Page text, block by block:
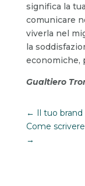
significa la
comunicare
viverla nel
la
economiche,
Gualtiero
← Il tuo
Come
→